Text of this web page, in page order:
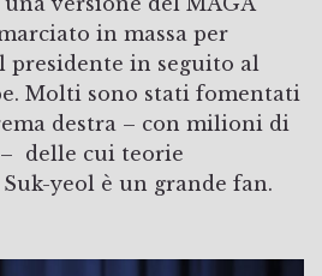
in massa per
presidente in seguito al
Molti sono stati fomentati
destra – con milioni di
delle cui teorie
yeol è un grande fan.